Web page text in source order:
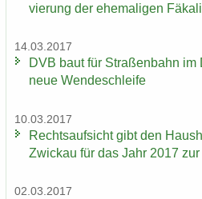
vie­rung der ehe­ma­li­gen
14.03.2017
DVB baut für Stra­ßen­bahn
neue Wen­de­schlei­fe
10.03.2017
Rechts­auf­sicht gibt den
Zwi­ckau für das Jahr 2017
02.03.2017